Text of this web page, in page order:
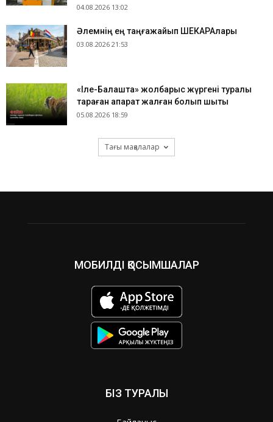
04.08.2026 13:02
​Әлемнің ең таңғажайып ШЕКАРАлары
03.08.2026 21:53
«Іле-Балқашта» жолбарыс жүргені туралы
тараған ақпарат жалған болып шықты
05.08.2026 18:59
Тағы мақалалар
МОБИЛДІ ҚОСЫМШАЛАР
БІЗ ТУРАЛЫ